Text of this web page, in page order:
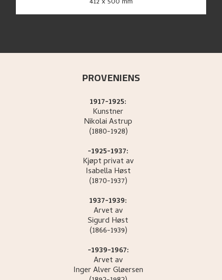
PROVENIENS
1917-1925:
Kunstner
NikolaiAstrup
(1880-1928)
-1925-1937:
Kjøpt privat av
Isabella Høst
(1870-1937)
1937-1939:
Arvet av
Sigurd Høst
(1866-1939)
-1939-1967:
Arvet av
Inger AlverGløersen